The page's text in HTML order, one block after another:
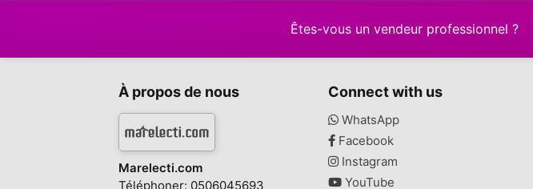
Êtes-vous un vendeur professionnel ?
À propos de nous
Marelecti.com
Téléphoner: 0506045693
Connect with us
WhatsApp
Facebook
Instagram
YouTube